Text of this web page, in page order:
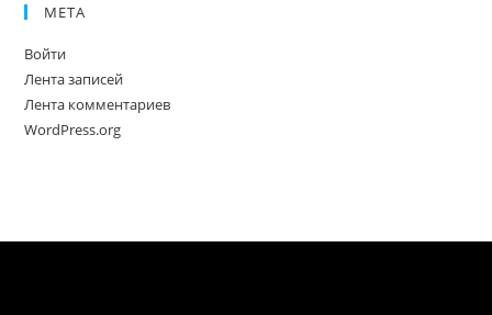
МЕТА
Войти
Лента записей
Лента комментариев
WordPress.org